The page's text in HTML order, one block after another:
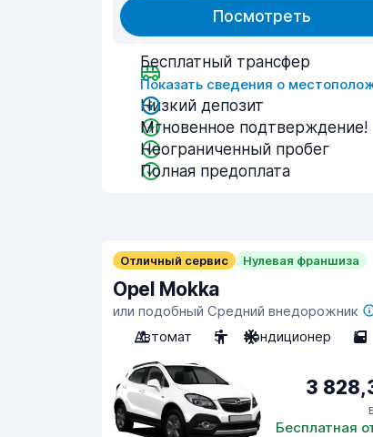
Посмотреть
Бесплатный трансфер
Показать сведения о
Низкий депозит
Мгновенное подтверждение!
Неограниченный пробег
Полная предоплата
Отличный сервис Нулевая франшиза
Opel Mokka
или подобный Средний внедорожник
Автомат
5 Кондиционер 5
3
Бесплатная